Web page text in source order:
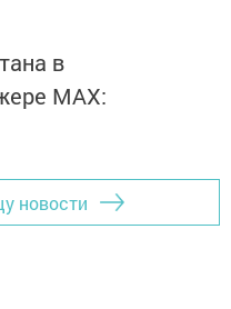
в
MАХ:
новости